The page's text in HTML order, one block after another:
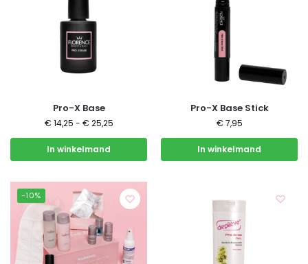
Pro-X Base
€ 14,25 - € 25,25
In winkelmand
Pro-X Base Stick
€ 7,95
In winkelmand
-10%